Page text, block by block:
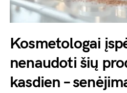
Kosmetologai
nenaudoti šių
kasdien –